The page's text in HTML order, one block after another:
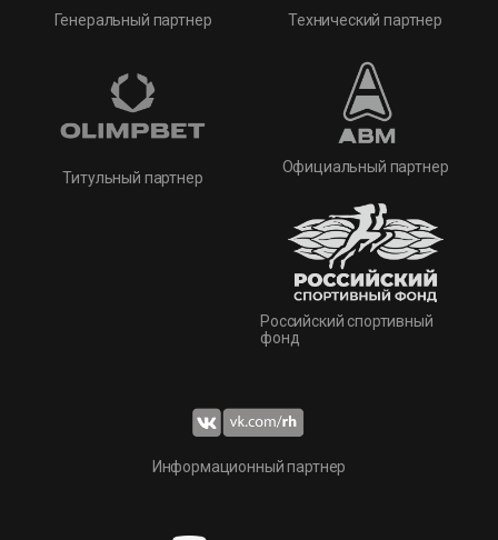
Генеральный партнер
Титульный партнер
Технический партнер
Официальный партнер
Российский спортивный
фонд
Информационный партнер